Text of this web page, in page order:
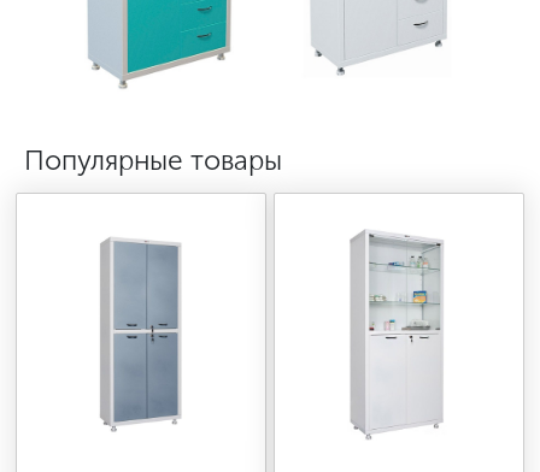
МЕДИЦИНСКАЯ МЕБЕЛЬ
ОФИСНАЯ МЕБЕЛЬ
Популярные товары